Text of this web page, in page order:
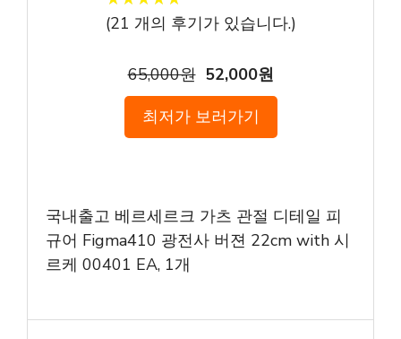
(21 개의 후기가 있습니다.)
65,000원 52,000원
최저가 보러가기
국내출고 베르세르크 가츠 관절 디테일 피
규어 Figma410 광전사 버젼 22cm with 시
르케 00401 EA, 1개